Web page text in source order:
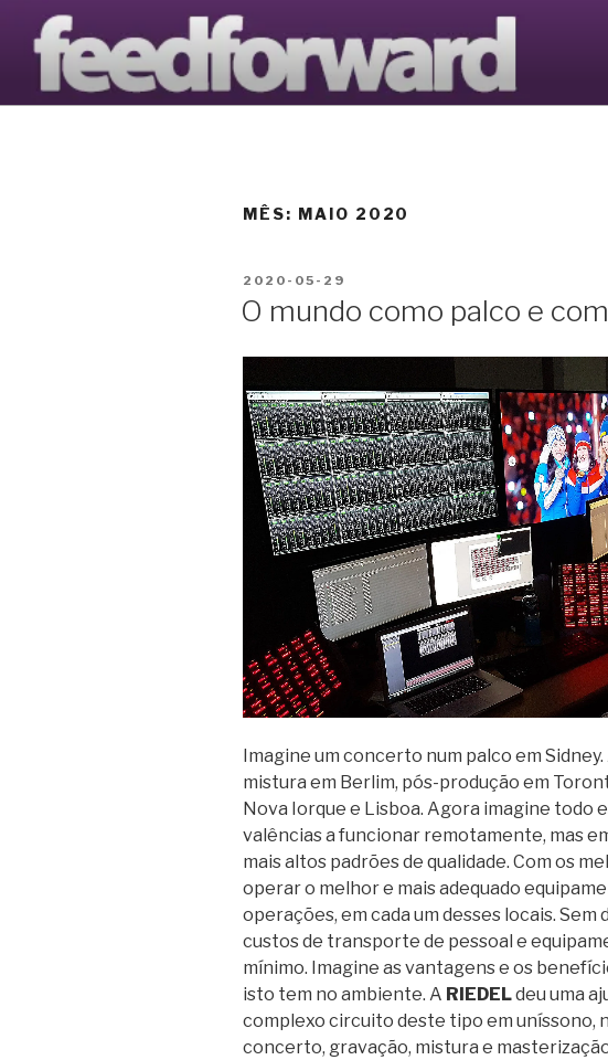
para
conteúdo
AVANTOOLS LTD
O Blogue da Avantools Lda
MÊS: MAIO 2020
PUBLICADO
2020-05-29
O mundo como palco e
Imagine um concerto num palco em
mistura em Berlim, pós-produção em
Nova Iorque e Lisboa. Agora imagine todo
valências a funcionar remotamente, mas
mais altos padrões de qualidade. Com os
operar o melhor e mais adequado
operações, em cada um desses locais. Sem
custos de transporte de pessoal e
mínimo. Imagine as vantagens e os
isto tem no ambiente. A RIEDELdeu uma
complexo circuito deste tipo em uníssono,
concerto, gravação, mistura e